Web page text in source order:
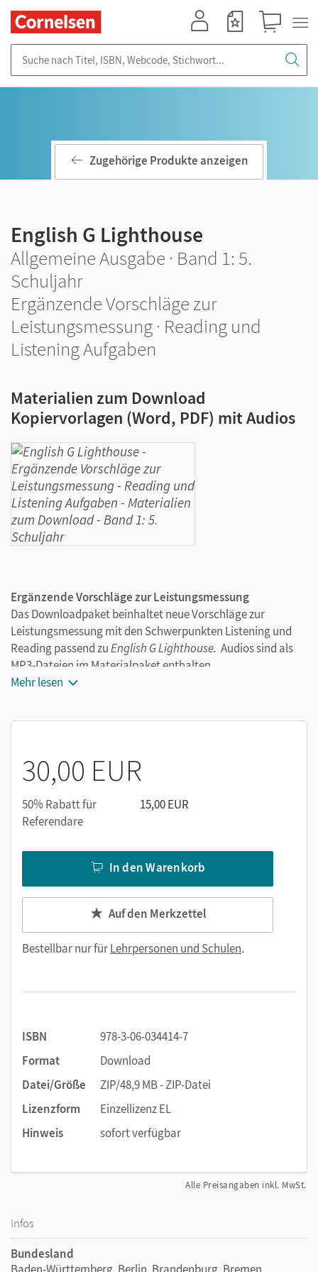
Zugehörige Produkte anzeigen
English G Lighthouse
Allgemeine Ausgabe · Band 1: 5.
Schuljahr
Ergänzende Vorschläge zur
Leistungsmessung · Reading und
Listening Aufgaben
Materialien zum Download
Kopiervorlagen (Word, PDF) mit Audios
Ergänzende Vorschläge zur Leistungsmessung
Das Downloadpaket beinhaltet neue Vorschläge zur
Leistungsmessung mit den Schwerpunkten Listening und
Reading passend zuEnglish G Lighthouse. Audios sind als
MP3-Dateien im Materialpaket enthalten.
Alle Aufgaben werden auf drei Niveaustufen angeboten und
Mehr lesen
30,00 EUR
50% Rabatt für
Referendare
15,00 EUR
In den Warenkorb
Auf den Merkzettel
Bestellbar nur fürLehrpersonen und Schulen.
ISBN
978-3-06-034414-7
Format
Download
Datei/Größe
ZIP/48,9 MB - ZIP-Datei
Lizenzform
Einzellizenz EL
Hinweis
sofort verfügbar
Alle Preisangaben inkl. MwSt.
Infos
Bundesland